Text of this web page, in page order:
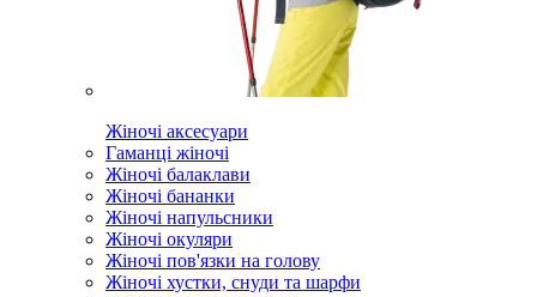
Жіночі аксесуари
Гаманці жіночі
Жіночі балаклави
Жіночі бананки
Жіночі напульсники
Жіночі окуляри
Жіночі пов'язки на голову
Жіночі хустки, снуди та шарфи